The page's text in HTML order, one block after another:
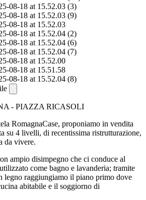
- PIAZZA RICASOLI
RomagnaCase, proponiamo in vendita
su 4 livelli, di recentissima ristrutturazione,
da vivere.
ampio disimpegno che ci conduce al
come bagno e lavanderia; tramite
legno raggiungiamo il piano primo dove
abitabile e il soggiorno di